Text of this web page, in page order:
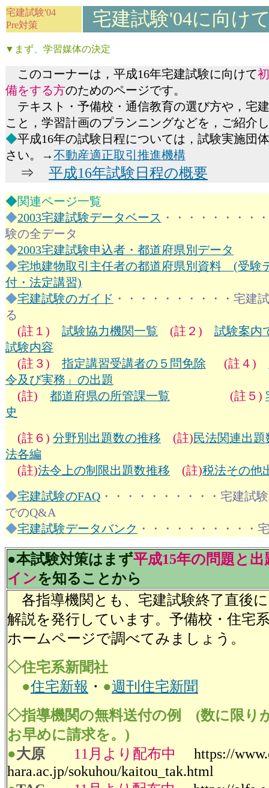
宅建試験'04
Pre対策
宅建試験'04に向け
▼まず、学習媒体の決定
このコーナーは，平成16年宅建試験に向けて
備をする方のためのページです。
テキスト・予備校・通信教育の選び方や，宅
こと，学習計画のプランニングなどを，ご紹介
◆平成16年の試験日程については，試験実施団
さい。
→不動産適正取引推進機構
⇒ 平成16年試験日程の概要
◆関連ページ一覧
◆2003宅建試験データベース ・・・・・・・・
験の全データ
◆2003宅建試験申込者・都道府県別データ
◆宅地建物取引主任者の都道府県別資料 (受験
付・法定講習)
◆宅建試験のガイド ・・・・・・・・・・宅建
る
(註１) 試験協力機関一覧 (註２) 試験案内
試験内容
(註３) 指定講習受講者の５問免除 (註４)
令及び実務」の出題
(註) 都道府県の所管課一覧 (註５)
史
(註６) 分野別出題数の推移 (註)民法関連出題
法各編
(註)法令上の制限出題数推移 (註)税法その他
◆宅建試験のFAQ ・・・・・・・・・・宅建試
でのQ&A
◆宅建試験データバンク ・・・・・・・・・・
●本試験対策はまず平成15年の問題と
インを知ることから
各指導機関とも、宅建試験終了直後
解説を発行しています。予備校・住宅
ホームページで調べてみましょう。
◇住宅系新聞社
●住宅新報 ・ ●週刊住宅新聞
◇指導機関の無料送付の例 (数に限り
お早めに請求を。)
●大原 11月より配布中
https://
hara.ac.jp/sokuhou/kaitou_tak.html